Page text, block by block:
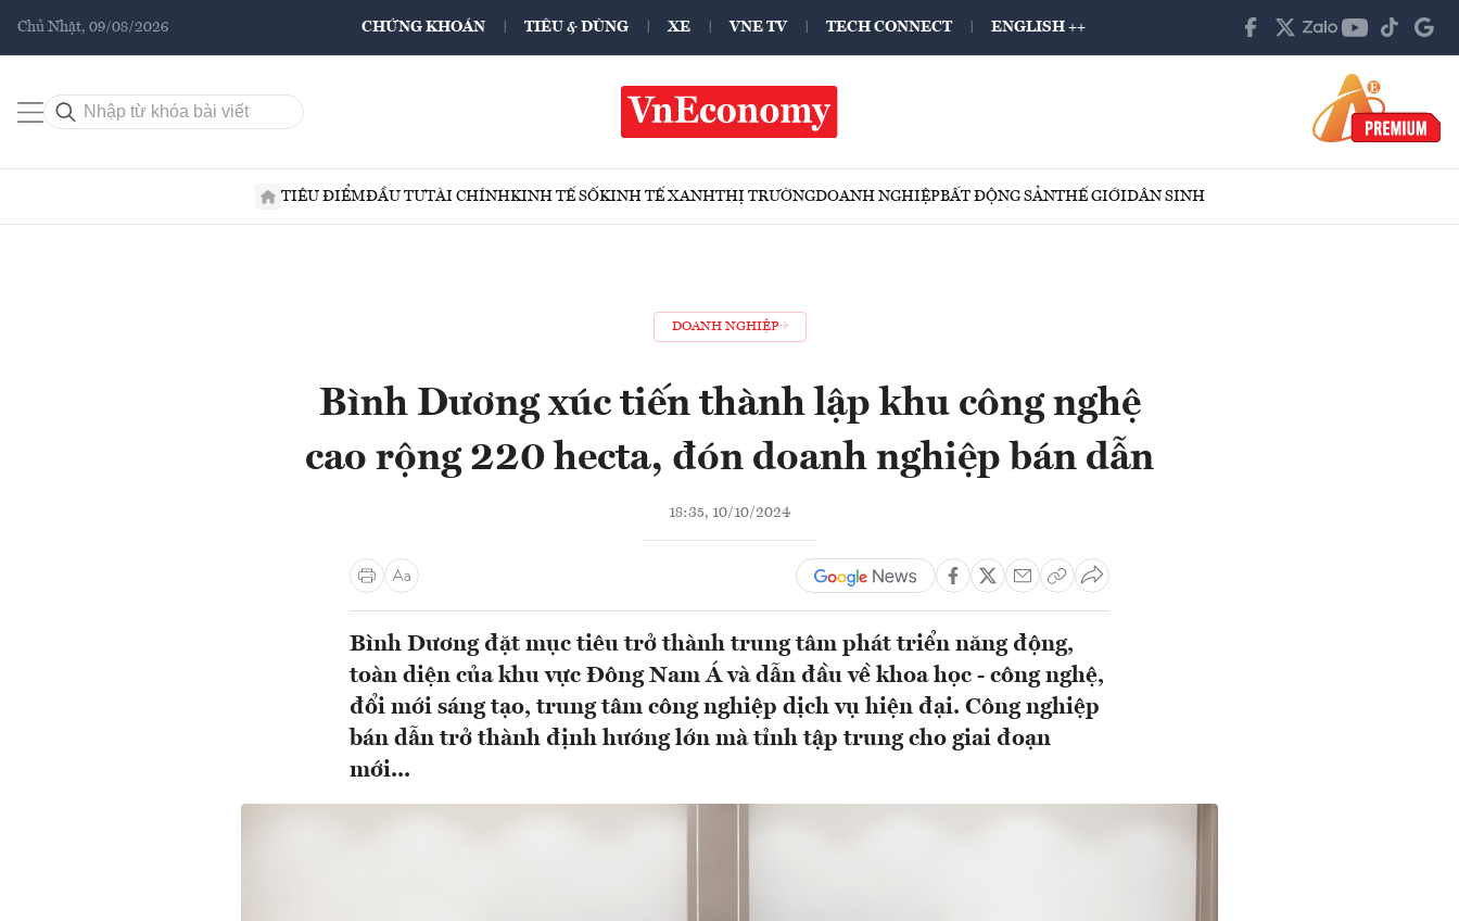
Chủ Nhật, 09/08/2026 CHỨNG KHOÁN TIÊU & DÙNG XE VNE TV TECH CONNECT ENGLISH ++
TIÊU ĐIỂMĐẦU TƯTÀI CHÍNHKINH TẾ SỐKINH TẾ XANHTHỊ TRƯỜNGDOANH NGHIỆPBẤT ĐỘNG SẢNTHẾ GIỚIDÂN SINH
DOANH NGHIỆP
Bình Dương xúc tiến thành lập khu công nghệ
cao rộng 220 hecta, đón doanh nghiệp bán dẫn
18:35, 10/10/2024
Bình Dương đặt mục tiêu trở thành trung tâm phát triển năng động,
toàn diện của khu vực Đông Nam Á và dẫn đầu về khoa học - công nghệ,
đổi mới sáng tạo, trung tâm công nghiệp dịch vụ hiện đại. Công nghiệp
bán dẫn trở thành định hướng lớn mà tỉnh tập trung cho giai đoạn
mới...